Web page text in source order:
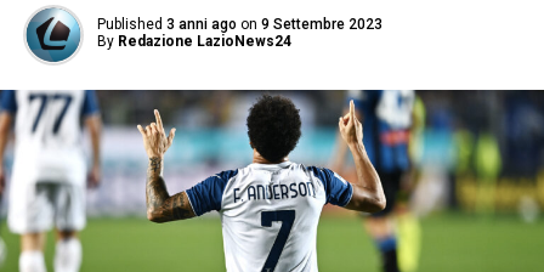
Published 3 anni ago on 9 Settembre 2023
By Redazione LazioNews24